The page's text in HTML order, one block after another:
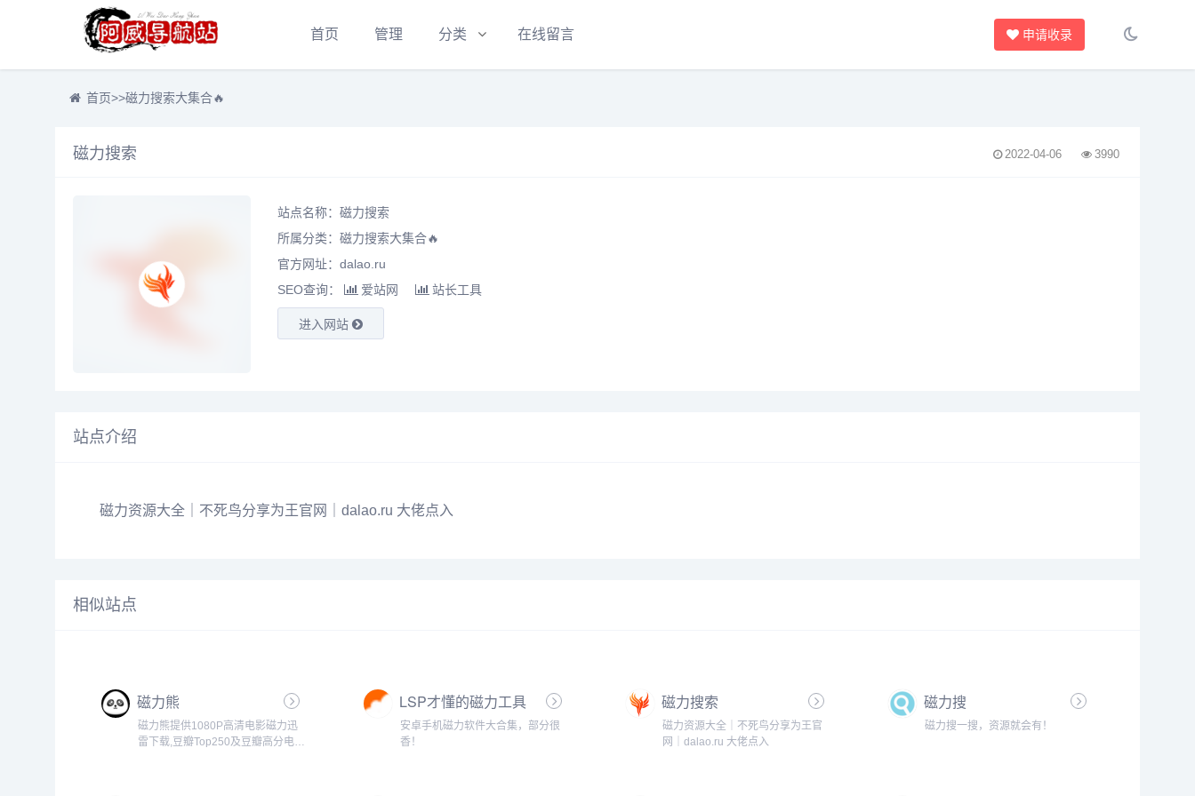
首页 管理 分类 在线留言 申请收录
首页>>磁力搜索大集合🔥
磁力搜索 2022-04-06 3990
站点名称：磁力搜索
所属分类： 磁力搜索大集合🔥
官方网址：dalao.ru
SEO查询：
爱站网 站长工具
进入网站
站点介绍
磁力资源大全｜不死鸟分享为王官网｜dalao.ru 大佬点入
相似站点
磁力熊
磁力熊提供1080P高清电影磁力迅
雷下载,豆瓣Top250及豆瓣高分电影
LSP才懂的磁力工具
安卓手机磁力软件大合集，部分很
香！
磁力搜索
磁力资源大全｜不死鸟分享为王官
网｜dalao.ru 大佬点入
磁力搜
磁力搜一搜，资源就会有！